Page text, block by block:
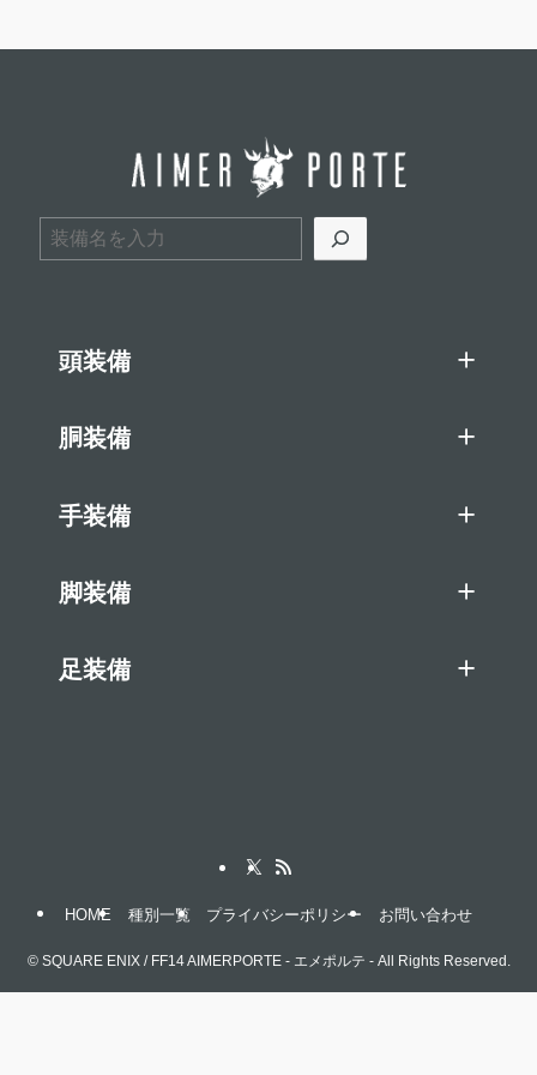
検索
頭装備
胴装備
手装備
脚装備
足装備
HOME 種別一覧 プライバシーポリシー お問い合わせ
©SQUARE ENIX / FF14 AIMERPORTE - エメポルテ - All Rights Reserved.